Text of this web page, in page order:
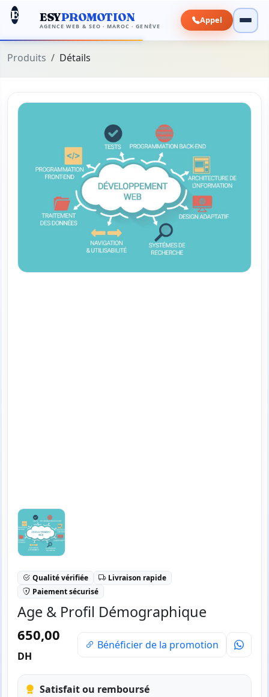
E ESYPROMOTION
AGENCE WEB & SEO · MAROC · GENÈVE
Appel
Produits Détails
Qualité vérifiée
Livraison rapide
Paiement sécurisé
Age & Profil Démographique
650,00
DH
Bénéficier de la promotion
Satisfait ou remboursé